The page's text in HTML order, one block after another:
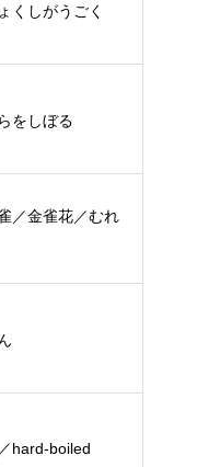
くしがうごく
をしぼる
／金雀花／むれ
hard-boiled